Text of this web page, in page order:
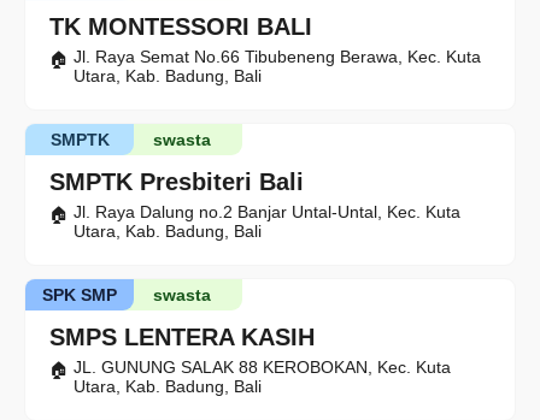
TK MONTESSORI BALI
Jl. Raya Semat No.66 Tibubeneng Berawa, Kec. Kuta
Utara, Kab. Badung, Bali
SMPTK Presbiteri Bali
swasta
SMPTK
Jl. Raya Dalung no.2 Banjar Untal-Untal, Kec. Kuta
Utara, Kab. Badung, Bali
SMPS LENTERA KASIH
swasta
SPK SMP
JL. GUNUNG SALAK 88 KEROBOKAN, Kec. Kuta
Utara, Kab. Badung, Bali